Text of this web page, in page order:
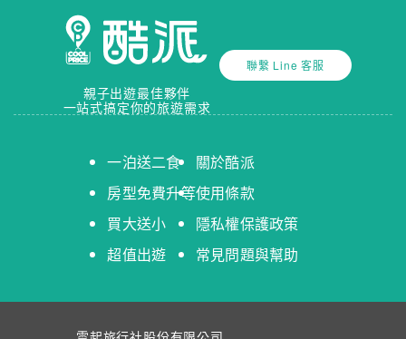
親子出遊最佳夥伴
一站式搞定你的旅遊需求
聯繫 Line 客服
一泊送二食
房型免費升等
買大送小
超值出遊
關於酷派
使用條款
隱私權保護政策
常見問題與幫助